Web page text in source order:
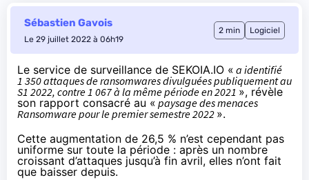
Sébastien Gavois
Le 29 juillet 2022 à 06h19
2 min Logiciel
Le service de surveillance de SEKOIA.IO « a identifié
1 350 attaques de ransomwares divulguées publiquement au
S1 2022, contre 1 067 à la même période en 2021 », révèle
son rapport consacré au « paysage des menaces
Ransomware pour le premier semestre 2022 ».
Cette augmentation de 26,5 % n’est cependant pas
uniforme sur toute la période : après un nombre
croissant d’attaques jusqu’à fin avril, elles n’ont fait
que baisser depuis.